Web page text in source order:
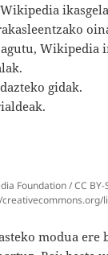
Wikipedia
gidak.
Foundation / CC BY-
modua ere